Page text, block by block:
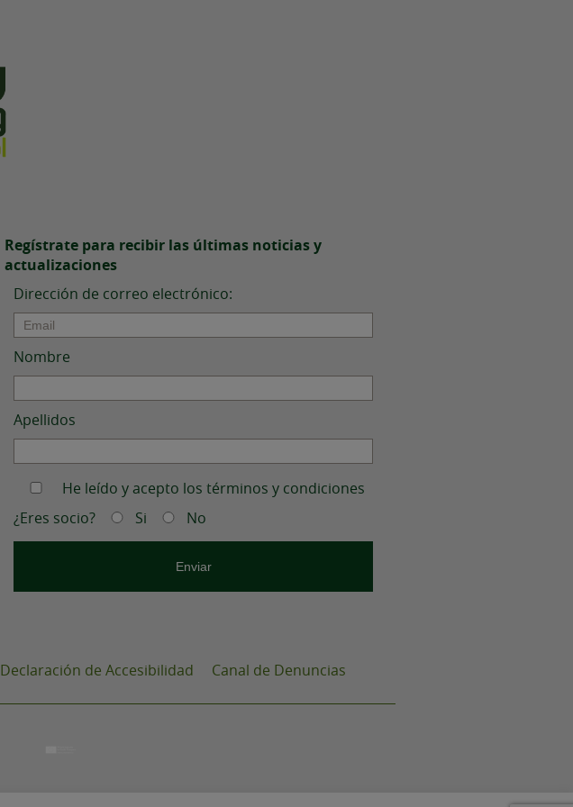
Regístrate para recibir las últimas noticias y
actualizaciones
Dirección de correo electrónico:
Nombre
Apellidos
He leído y acepto los términos y condiciones
¿Eres socio?
Si No
Declaración de Accesibilidad Canal de Denuncias